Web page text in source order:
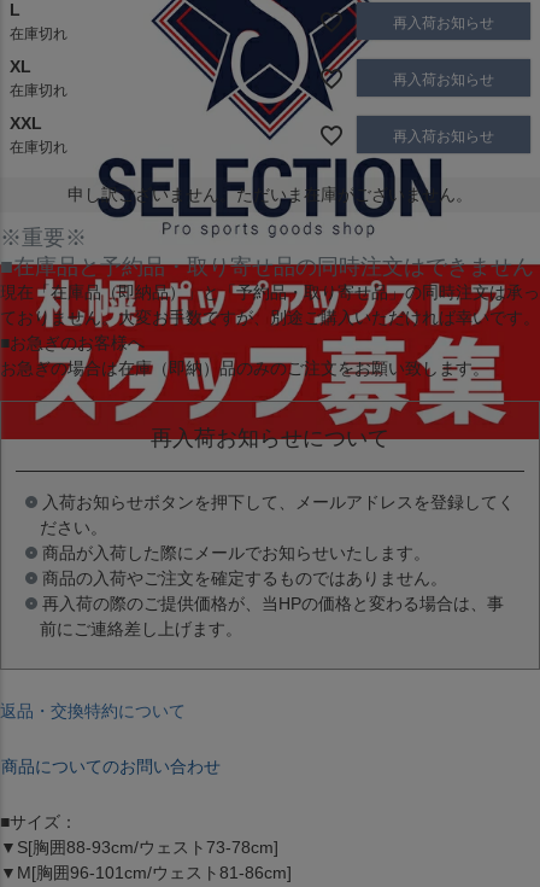
L
在庫切れ
再入荷お知らせ
XL
在庫切れ
再入荷お知らせ
XXL
在庫切れ
再入荷お知らせ
申し訳ございません。ただいま在庫がございません。
※重要※
■在庫品と予約品・取り寄せ品の同時注文はできません
現在 「在庫品（即納品）」と「予約品・取り寄せ品」の同時注文は承っ
ておりません。大変お手数ですが、別途ご購入いただければ幸いです。
■お急ぎのお客様へ
お急ぎの場合は在庫（即納）品のみのご注文をお願い致します。
再入荷お知らせについて
入荷お知らせボタンを押下して、メールアドレスを登録してく
ださい。
商品が入荷した際にメールでお知らせいたします。
商品の入荷やご注文を確定するものではありません。
再入荷の際のご提供価格が、当HPの価格と変わる場合は、事
前にご連絡差し上げます。
返品・交換特約について
商品についてのお問い合わせ
■サイズ：
▼S[胸囲88-93cm/ウェスト73-78cm]
▼M[胸囲96-101cm/ウェスト81-86cm]